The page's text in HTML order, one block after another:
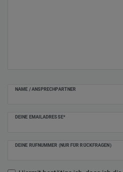
NAME / ANSPRECHPARTNER
DEINE EMAILADRESSE*
DEINE RUFNUMMER (NUR FÜR RÜCKFRAGEN)